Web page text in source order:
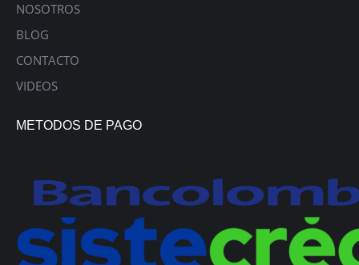
NOSOTROS
BLOG
CONTACTO
VIDEOS
METODOS DE PAGO